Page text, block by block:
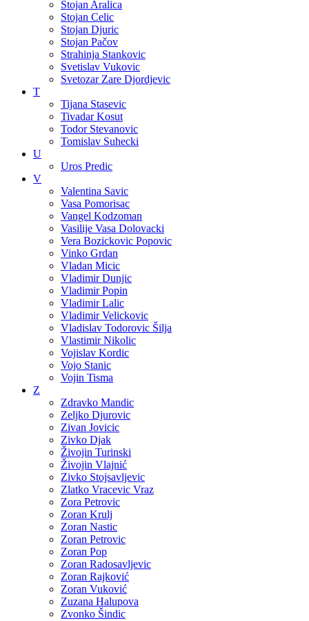
Stojan Aralica
Stojan Celic
Stojan Djuric
Stojan Pačov
Strahinja Stankovic
Svetislav Vukovic
Svetozar Zare Djordjevic
T
Tijana Stasevic
Tivadar Kosut
Todor Stevanovic
Tomislav Suhecki
U
Uros Predic
V
Valentina Savic
Vasa Pomorisac
Vangel Kodzoman
Vasilije Vasa Dolovacki
Vera Bozickovic Popovic
Vinko Grdan
Vladan Micic
Vladimir Dunjic
Vladimir Popin
Vladimir Lalic
Vladimir Velickovic
Vladislav Todorovic Šilja
Vlastimir Nikolic
Vojislav Kordic
Vojo Stanic
Vojin Tisma
Z
Zdravko Mandic
Zeljko Djurovic
Zivan Jovicic
Zivko Djak
Živojin Turinski
Živojin Vlajnić
Zivko Stojsavljevic
Zlatko Vracevic Vraz
Zora Petrovic
Zoran Krulj
Zoran Nastic
Zoran Petrovic
Zoran Pop
Zoran Radosavljevic
Zoran Rajković
Zoran Vuković
Zuzana Halupova
Zvonko Šindic